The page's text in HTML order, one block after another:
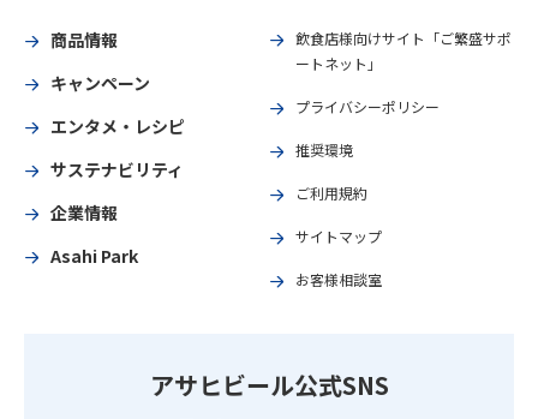
商品情報
キャンペーン
エンタメ・レシピ
サステナビリティ
企業情報
Asahi Park
飲食店様向けサイト「ご繁盛サポ
ートネット」
プライバシーポリシー
推奨環境
ご利用規約
サイトマップ
お客様相談室
アサヒビール公式SNS